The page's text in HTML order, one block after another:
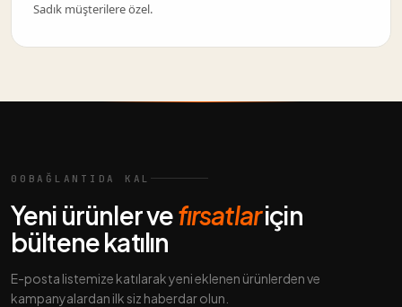
Sadık müşterilere özel.
00 BAĞLANTIDA KAL
Yeni ürünler vefırsatlariçin
bültene katılın
E-posta listemize katılarak yeni eklenen ürünlerden ve
kampanyalardan ilk siz haberdar olun.